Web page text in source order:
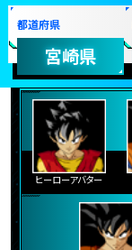
都道府県
宮崎県
ヒーローアバター